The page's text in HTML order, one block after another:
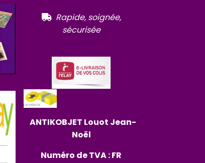
 Rapide, soignée,
sécurisée
ANTIKOBJET Louot Jean-
Noël
Numéro de TVA : FR